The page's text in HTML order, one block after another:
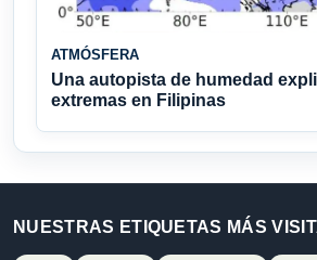
ATMÓSFERA
Una autopista de humedad
extremas en Filipinas
NUESTRAS ETIQUETAS MÁS